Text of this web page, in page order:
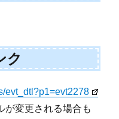
ク
evt_dtl?p1=evt2278
変更される場合も